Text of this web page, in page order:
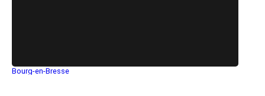
- Entreprise de rénovation immobilière à Notre-Dame-des-Millières
Bourg-en-Bresse